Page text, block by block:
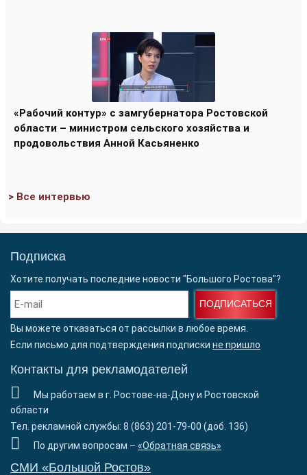
«Рабочий контур» с замгубернатора Ростовской
области – министром сельского хозяйства и
продовольствия Анной Касьяненко
> Все интервью
Подписка
Хотите получать последние новости "Большого Ростова"?
ПОДПИСАТЬСЯ
Вы можете отказаться от рассылки в любое время.
Если письмо для подтверждения подписки не пришло
Контакты для рекламодателей
Мы работаем в г. Ростове-на-Дону и Ростовской
области
Тел. рекламной службы: 8 (863) 201-79-00 (доб. 136)
По другим вопросам – «Обратная связь»
СМИ «Большой Ростов»